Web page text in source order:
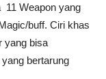
11 Weapon yang
buff. Ciri khas
yang bisa
bertarung